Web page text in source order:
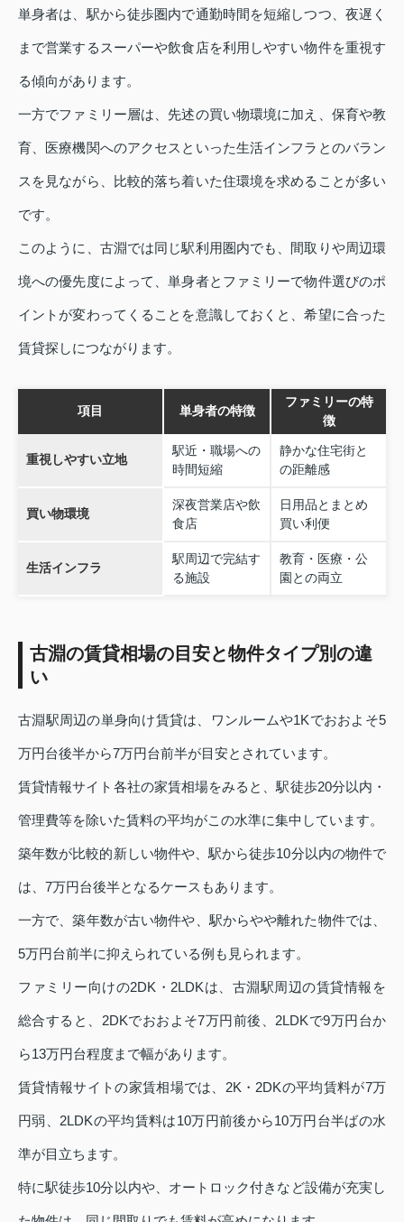
単身者は、駅から徒歩圏内で通勤時間を短縮しつつ、夜遅く
まで営業するスーパーや飲食店を利用しやすい物件を重視す
る傾向があります。
一方でファミリー層は、先述の買い物環境に加え、保育や教
育、医療機関へのアクセスといった生活インフラとのバラン
スを見ながら、比較的落ち着いた住環境を求めることが多い
です。
このように、古淵では同じ駅利用圏内でも、間取りや周辺環
境への優先度によって、単身者とファミリーで物件選びのポ
イントが変わってくることを意識しておくと、希望に合った
賃貸探しにつながります。
項目 単身者の特徴
ファミリーの特
徴
重視しやすい立地
駅近・職場への
時間短縮
静かな住宅街と
の距離感
買い物環境
深夜営業店や飲
食店
日用品とまとめ
買い利便
生活インフラ
駅周辺で完結す
る施設
教育・医療・公
園との両立
古淵の賃貸相場の目安と物件タイプ別の違
い
古淵駅周辺の単身向け賃貸は、ワンルームや1Kでおおよそ5
万円台後半から7万円台前半が目安とされています。
賃貸情報サイト各社の家賃相場をみると、駅徒歩20分以内・
管理費等を除いた賃料の平均がこの水準に集中しています。
築年数が比較的新しい物件や、駅から徒歩10分以内の物件で
は、7万円台後半となるケースもあります。
一方で、築年数が古い物件や、駅からやや離れた物件では、
5万円台前半に抑えられている例も見られます。
ファミリー向けの2DK・2LDKは、古淵駅周辺の賃貸情報を
総合すると、2DKでおおよそ7万円前後、2LDKで9万円台か
ら13万円台程度まで幅があります。
賃貸情報サイトの家賃相場では、2K・2DKの平均賃料が7万
円弱、2LDKの平均賃料は10万円前後から10万円台半ばの水
準が目立ちます。
特に駅徒歩10分以内や、オートロック付きなど設備が充実し